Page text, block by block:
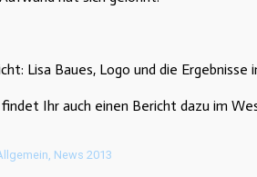
Lisa Baues, Logo und die
findet Ihr auch einen Bericht dazu im
, News 2013